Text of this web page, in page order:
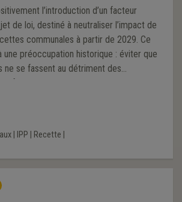
l’introduction d’un facteur
de loi, destiné à neutraliser l’impact de
communales à partir de 2029. Ce
une préoccupation historique : éviter que
ne se fassent au détriment des
fut le cas par le passé. Cependant,
| IPP Recette